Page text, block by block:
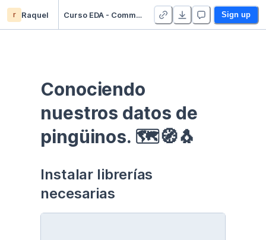
r Raquel Curso EDA - Communication - Duplicate Sign up
Conociendo
nuestros datos de
pingüinos. 🗺🧭🐧
Instalar librerías
necesarias